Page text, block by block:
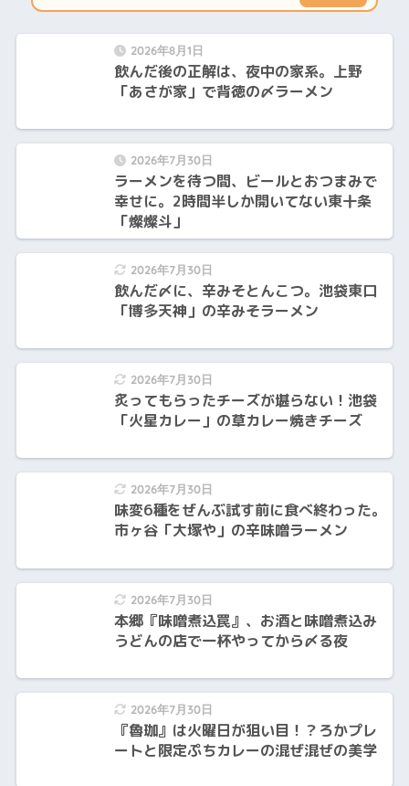
2026年8月1日
飲んだ後の正解は、夜中の家系。上野
「あさが家」で背徳の〆ラーメン
2026年7月30日
ラーメンを待つ間、ビールとおつまみで
幸せに。2時間半しか開いてない東十条
「燦燦斗」
2026年7月30日
飲んだ〆に、辛みそとんこつ。池袋東口
「博多天神」の辛みそラーメン
2026年7月30日
炙ってもらったチーズが堪らない！池袋
「火星カレー」の草カレー焼きチーズ
2026年7月30日
味変6種をぜんぶ試す前に食べ終わった。
市ヶ谷「大塚や」の辛味噌ラーメン
2026年7月30日
本郷『味噌煮込罠』、お酒と味噌煮込み
うどんの店で一杯やってから〆る夜
2026年7月30日
『魯珈』は火曜日が狙い目！？ろかプレ
ートと限定ぷちカレーの混ぜ混ぜの美学